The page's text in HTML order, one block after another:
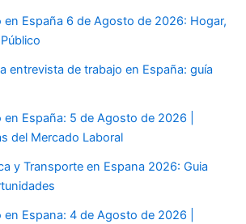
en España 6 de Agosto de 2026: Hogar,
entrevista de trabajo en España: guía
España: 5 de Agosto de 2026 |
del Mercado Laboral
y Transporte en Espana 2026: Guia
Espana: 4 de Agosto de 2026 |